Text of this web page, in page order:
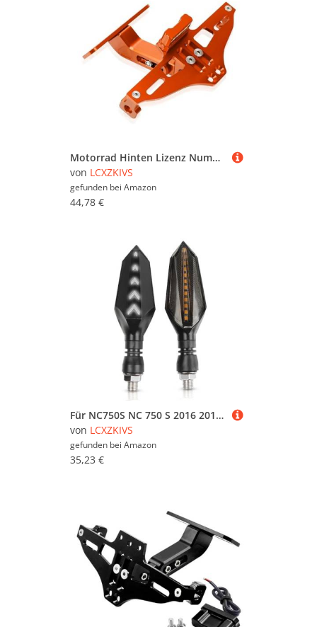
Motorrad Hinten Lizenz Nummer Platte Halterung Mit Licht Für VT 1100 1995-2007 2006 2005 2004 2003 VT1100(Orange)
von LCXZKIVS
gefunden bei Amazon
44,78 €
Für NC750S NC 750 S 2016 2015 2017 2018 2019 2014 Motorrad Hinten Lizenz Nummer Platte Halterung Mit Licht(Clear)
von LCXZKIVS
gefunden bei Amazon
35,23 €